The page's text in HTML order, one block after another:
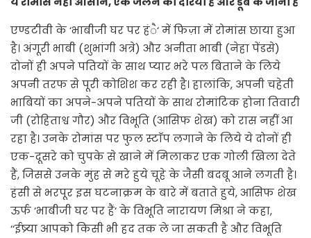
एण्डटीवी के ‘भाबीजी घर पर हंै‘ में फिज़ा में रोमांस छाया हुआ
है। अंगूरी भाबी (शुभांगी अत्रे) और अनीता भाबी (नेहा पेंडसे)
दोनों ही अपने पतियों के साथ प्यार भरे पल बिताने के लिये
अपनी तरफ से पूरी कोशिश कर रही है। हालांकि, अपनी चहेती
भाबियों का अपने-अपने पतियों के साथ रोमांटिक होना तिवारी
जी (रोहिताश्व गौर) और विभूति (आसिफ शेख) को रास नहीं आ
रहा है। उनके रोमांस पर फुल स्टाॅप लगाने के लिये ये दोनों ही
एक-दूसरे को चुपके से खाने में मिलाकर एक गोली खिला देते
हैं, जिससे उनके मुंह से मरे हुये चूहे के जैसी बदबू आने लगती है।
हंसी से भरपूर इस घटनाक्रम के बारे में बताते हुये, आसिफ शेख
ऊर्फ ‘भाबीजी घर पर हैं‘ के विभूति नारायण मिश्रा ने कहा,
‘‘ईष्र्या आपको किसी भी हद तक ले जा सकती है और विभूति